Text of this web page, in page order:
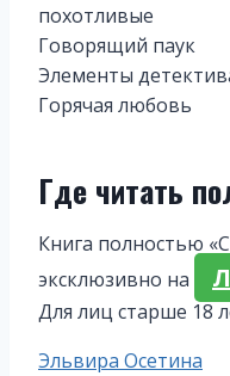
похотливые
Говорящий паук
Элементы
Горячая любовь
Где читать
Книга полностью
эксклюзивно на
Для лиц старше 18
Метки
Эльвира Осетина